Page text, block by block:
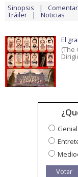
Sinopsis
Tráiler Noticias
El
(The
Genial
Votar